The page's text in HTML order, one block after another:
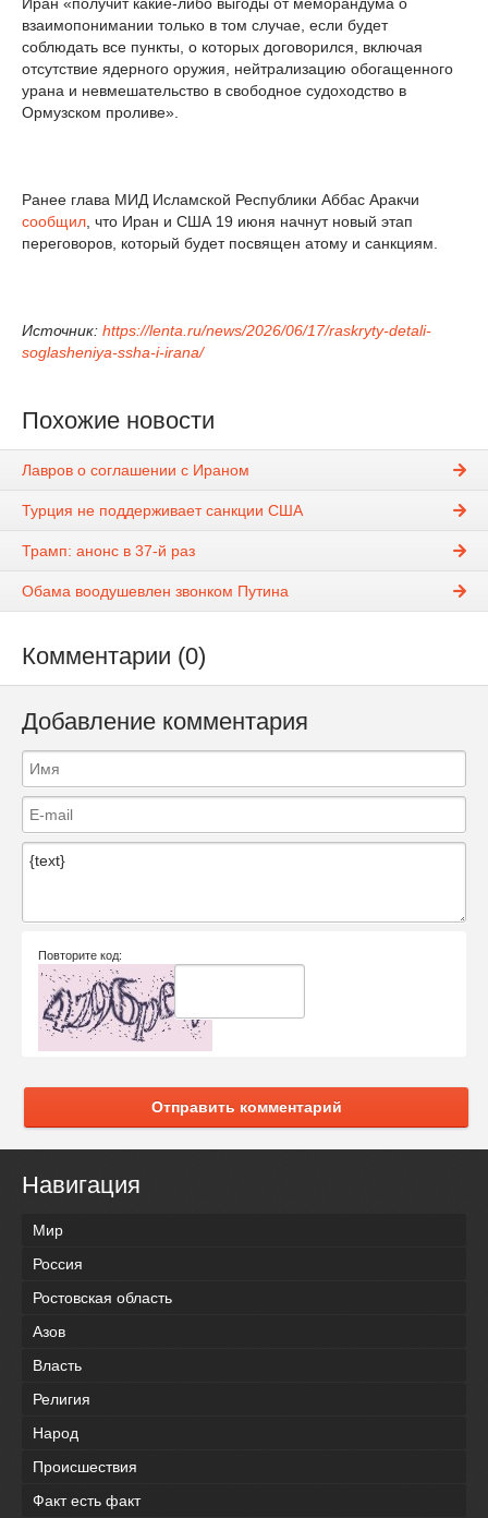
взаимопонимании только в том случае, если будет
соблюдать все пункты, о которых договорился, включая
отсутствие ядерного оружия, нейтрализацию обогащенного
урана и невмешательство в свободное судоходство в
Ормузском проливе».
Ранее глава МИД Исламской Республики Аббас Аракчи
сообщил , что Иран и США 19 июня начнут новый этап
переговоров, который будет посвящен атому и санкциям.
Источник: https://lenta.ru/news/2026/06/17/raskryty-detali-
soglasheniya-ssha-i-irana/
Похожие новости
Лавров о соглашении с Ираном
Турция не поддерживает санкции США
Трамп: анонс в 37-й раз
Обама воодушевлен звонком Путина
Комментарии (0)
Добавление комментария
Повторите код:
Отправить комментарий
Навигация
Мир
Россия
Ростовская область
Азов
Власть
Религия
Народ
Происшествия
Факт есть факт